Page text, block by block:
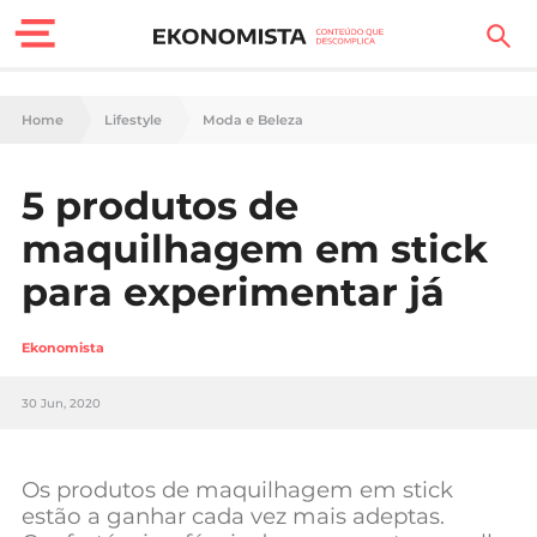
Finanças Pessoais
Carreira
Casa
Lifestyle
Sociedade
Negócios
Home Lifestyle Moda e Beleza
5 produtos de
maquilhagem em stick
para experimentar já
Ekonomista
30 Jun, 2020
Os produtos de maquilhagem em stick
estão a ganhar cada vez mais adeptas.